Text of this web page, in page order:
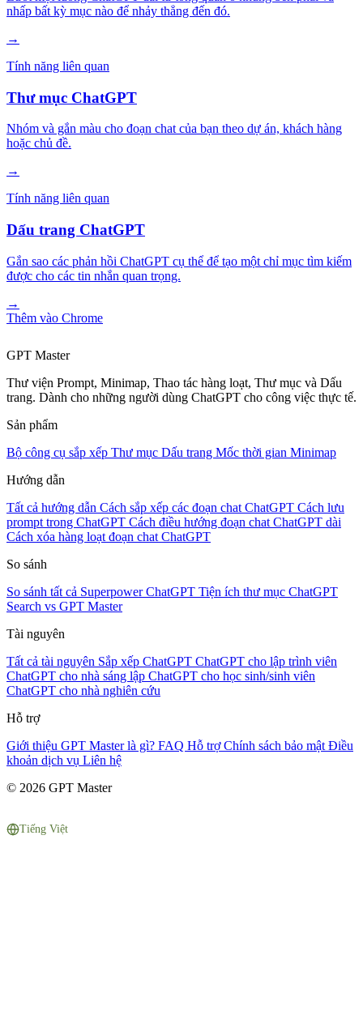
nhấp bất kỳ mục nào để nhảy thẳng đến đó.
→
Tính năng liên quan
Thư mục ChatGPT
Nhóm và gắn màu cho đoạn chat của bạn theo dự án, khách hàng
hoặc chủ đề.
→
Tính năng liên quan
Dấu trang ChatGPT
Gắn sao các phản hồi ChatGPT cụ thể để tạo một chỉ mục tìm kiếm
được cho các tin nhắn quan trọng.
→
Thêm vào Chrome
GPT Master
Thư viện Prompt, Minimap, Thao tác hàng loạt, Thư mục và Dấu
trang. Dành cho những người dùng ChatGPT cho công việc thực tế.
Sản phẩm
Bộ công cụ sắp xếp Thư mục Dấu trang Mốc thời gian Minimap
Hướng dẫn
Tất cả hướng dẫn Cách sắp xếp các đoạn chat ChatGPT Cách lưu
prompt trong ChatGPT Cách điều hướng đoạn chat ChatGPT dài
Cách xóa hàng loạt đoạn chat ChatGPT
So sánh
So sánh tất cả Superpower ChatGPT Tiện ích thư mục ChatGPT
Search vs GPT Master
Tài nguyên
Tất cả tài nguyên Sắp xếp ChatGPT ChatGPT cho lập trình viên
ChatGPT cho nhà sáng lập ChatGPT cho học sinh/sinh viên
ChatGPT cho nhà nghiên cứu
Hỗ trợ
Giới thiệu GPT Master là gì? FAQ Hỗ trợChính sách bảo mật Điều
khoản dịch vụ Liên hệ
© 2026 GPT Master
Tiếng Việt